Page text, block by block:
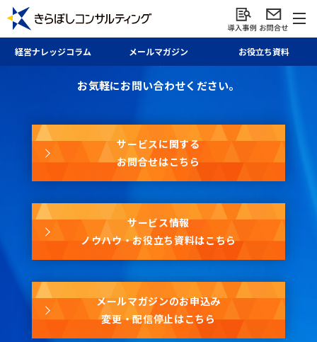
経営ナレッジコラム メールマガジン お役立ち資料
お問合せ・資料請求・
メールマガジン
お気軽にお問い合わせください。
サービスに関する
お問合せはこちら
サービス情報
ノウハウ・お役立ち資料はこちら
メールマガジンのお申込み
変更・配信停止はこちら